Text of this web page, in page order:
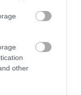
other
” – mondja
a leginkább
Erre